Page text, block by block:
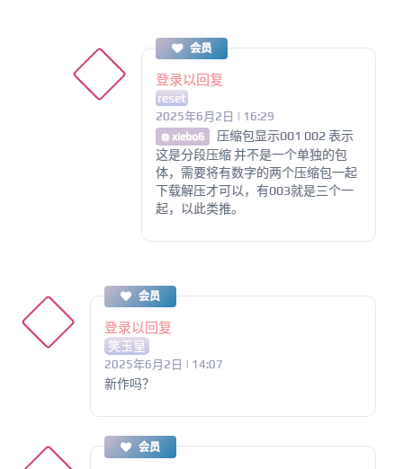
会员
登录以回复
reset
2025年6月2日 | 16:29
@ xiebo6
压缩包显示001 002 表示
这是分段压缩 并不是一个单独的包
体，需要将有数字的两个压缩包一起
下载解压才可以，有003就是三个一
起，以此类推。
会员
登录以回复
笑玉皇
2025年6月2日 | 14:07
新作吗？
会员